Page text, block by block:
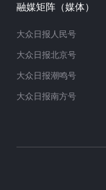
融媒矩阵（媒体）
大众日报人民号
大众日报北京号
大众日报潮鸣号
大众日报南方号